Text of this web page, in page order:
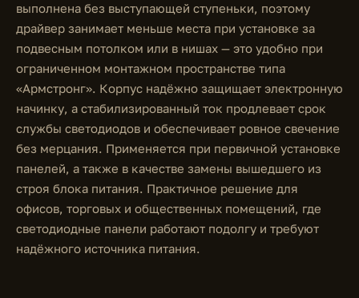
выполнена без выступающей ступеньки, поэтому
драйвер занимает меньше места при установке за
подвесным потолком или в нишах — это удобно при
ограниченном монтажном пространстве типа
«Армстронг». Корпус надёжно защищает электронную
начинку, а стабилизированный ток продлевает срок
службы светодиодов и обеспечивает ровное свечение
без мерцания. Применяется при первичной установке
панелей, а также в качестве замены вышедшего из
строя блока питания. Практичное решение для
офисов, торговых и общественных помещений, где
светодиодные панели работают подолгу и требуют
надёжного источника питания.